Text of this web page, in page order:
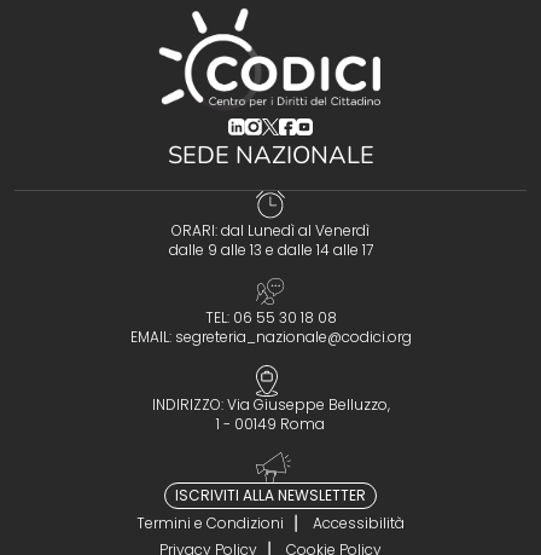
(opens in a new tab)
(opens in a new tab)
(opens in a new tab)
(opens in a new tab)
(opens in a new tab)
SEDE NAZIONALE
ORARI: dal Lunedì al Venerdì
dalle 9 alle 13 e dalle 14 alle 17
TEL: 06 55 30 18 08
EMAIL: segreteria_nazionale@codici.org
INDIRIZZO: Via Giuseppe Belluzzo,
1 - 00149 Roma
ISCRIVITI ALLA NEWSLETTER
Termini e Condizioni
Accessibilità
Privacy Policy
Cookie Policy